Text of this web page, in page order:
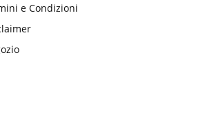
e Condizioni